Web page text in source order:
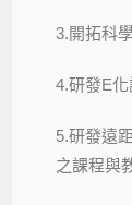
3.開拓科
4.研發E
5.研發遠
之課程與